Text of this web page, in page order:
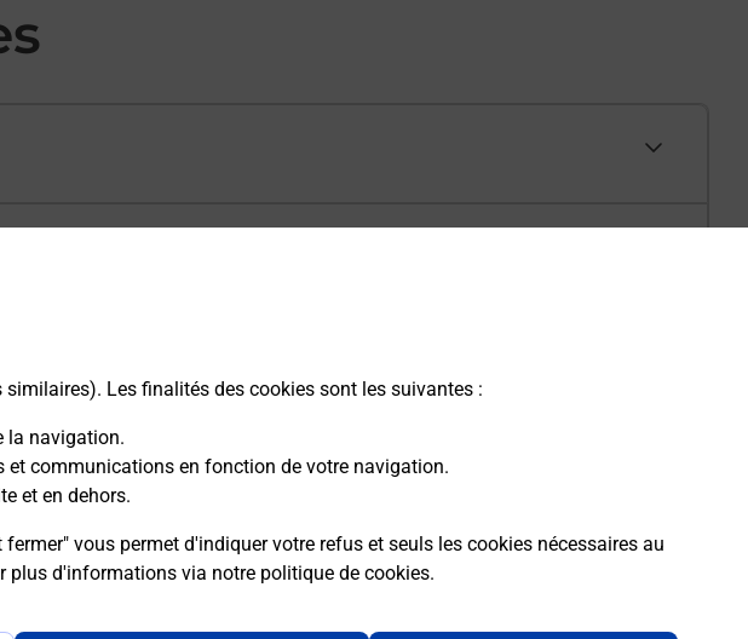
Les finalités des cookies sont les suivantes :
la navigation.
et communications en fonction de votre navigation.
et en dehors.
vous permet d'indiquer votre refus et seuls les cookies nécessaires au
plus d'informations via notre politique de cookies.
?